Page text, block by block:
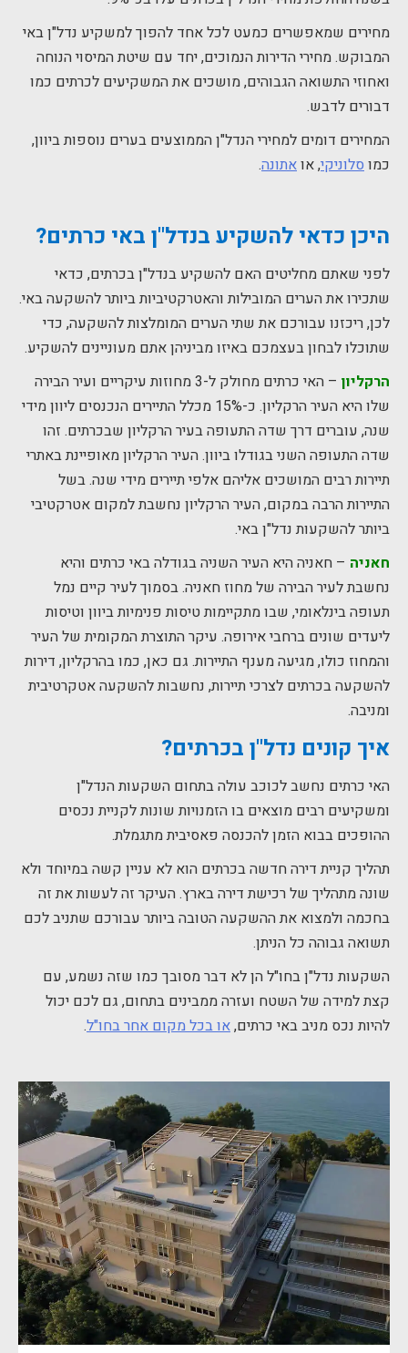
מחירים שמאפשרים כמעט לכל אחד להפוך למשקיע נדל"ן באי
המבוקש. מחירי הדירות הנמוכים, יחד עם שיטת המיסוי הנוחה
ואחוזי התשואה הגבוהים, מושכים את המשקיעים לכרתים כמו
דבורים לדבש.
המחירים דומים למחירי הנדל"ן הממוצעים בערים נוספות ביוון,
כמוסלוניקי, אואתונה.
היכן כדאי להשקיע בנדל"ן באי כרתים?
לפני שאתם מחליטים האם להשקיע בנדל"ן בכרתים, כדאי
שתכירו את הערים המובילות והאטרקטיביות ביותר להשקעה באי.
לכן, ריכזנו עבורכם את שתי הערים המומלצות להשקעה, כדי
שתוכלו לבחון בעצמכם באיזו מביניהן אתם מעוניינים להשקיע.
הרקליון
– האי כרתים מחולק ל-3 מחוזות עיקריים ועיר הבירה
שלו היא העיר הרקליון. כ-15% מכלל התיירים הנכנסים ליוון מידי
שנה, עוברים דרך שדה התעופה בעיר הרקליון שבכרתים. זהו
שדה התעופה השני בגודלו ביוון. העיר הרקליון מאופיינת באתרי
תיירות רבים המושכים אליהם אלפי תיירים מידי שנה. בשל
התיירות הרבה במקום, העיר הרקליון נחשבת למקום אטרקטיבי
ביותר להשקעות נדל"ן באי.
חאניה – חאניה היא העיר השניה בגודלה באי כרתים והיא
נחשבת לעיר הבירה של מחוז חאניה. בסמוך לעיר קיים נמל
תעופה בינלאומי, שבו מתקיימות טיסות פנימיות ביוון וטיסות
ליעדים שונים ברחבי אירופה. עיקר התוצרת המקומית של העיר
והמחוז כולו, מגיעה מענף התיירות. גם כאן, כמו בהרקליון, דירות
להשקעה בכרתים לצרכי תיירות, נחשבות להשקעה אטקרטיבית
ומניבה.
איך קונים נדל"ן בכרתים?
האי כרתים נחשב לכוכב עולה בתחום השקעות הנדל"ן
ומשקיעים רבים מוצאים בו הזמנויות שונות לקניית נכסים
ההופכים בבוא הזמן להכנסה פאסיבית מתגמלת.
תהליך קניית דירה חדשה בכרתים הוא לא עניין קשה במיוחד ולא
שונה מתהליך של רכישת דירה בארץ. העיקר זה לעשות את זה
בחכמה ולמצוא את ההשקעה הטובה ביותר עבורכם שתניב לכם
תשואה גבוהה כל הניתן.
השקעות נדל"ן בחו"ל הן לא דבר מסובך כמו שזה נשמע, עם
קצת למידה של השטח ועזרה ממבינים בתחום, גם לכם יכול
להיות נכס מניב באי כרתים,או בכל מקום אחר בחו"ל.